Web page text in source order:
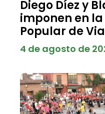
Diego Díez y
imponen en
Popular de
4 de agosto de